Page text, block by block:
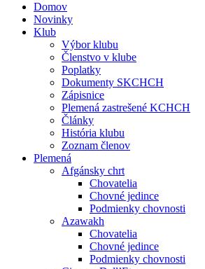
Domov
Novinky
Klub
Výbor klubu
Členstvo v klube
Poplatky
Dokumenty SKCHCH
Zápisnice
Plemená zastrešené KCHCH
Články
História klubu
Zoznam členov
Plemená
Afgánsky chrt
Chovatelia
Chovné jedince
Podmienky chovnosti
Azawakh
Chovatelia
Chovné jedince
Podmienky chovnosti